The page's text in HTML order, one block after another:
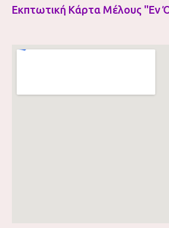
Εκπτωτική Κάρτα Μέλους "Εν